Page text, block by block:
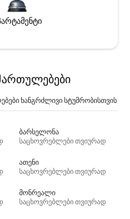
ხანგრძლივი სტუმრობისთვის
ბარსელონა
საცხოვრებლები თვიურად
ათენი
საცხოვრებლები თვიურად
მონრეალი
საცხოვრებლები თვიურად